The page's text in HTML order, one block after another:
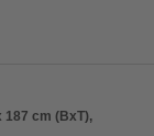
187 cm (BxT),